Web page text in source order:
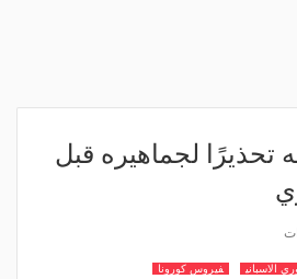
تحذيرًا لجماهيره قبل
الاسباني فيروس كورونا